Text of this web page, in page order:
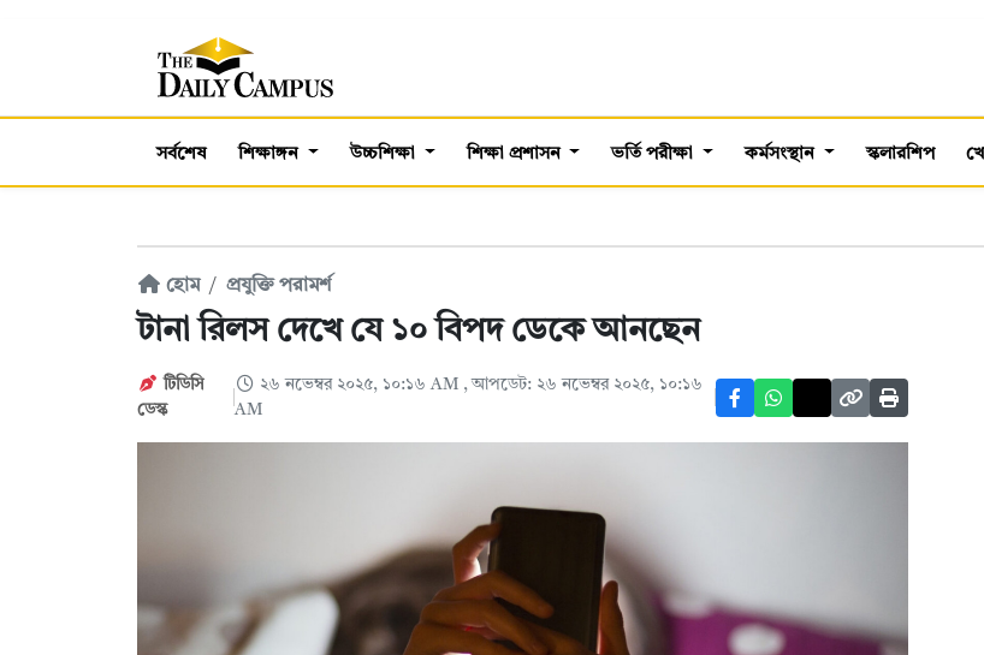
সর্বশেষ শিক্ষাঙ্গন উচ্চশিক্ষা শিক্ষা প্রশাসন ভর্তি পরীক্ষা কর্মসংস্থান স্কলারশিপ
হোম প্রযুক্তি পরামর্শ
টানা রিলস দেখে যে ১০ বিপদ ডেকে আনছেন
টিডিসি
ডেস্ক
২৬ নভেম্বর ২০২৫, ১০:১৬ AM , আপডেট: ২৬ নভেম্বর ২০২৫, ১০:১৬
AM